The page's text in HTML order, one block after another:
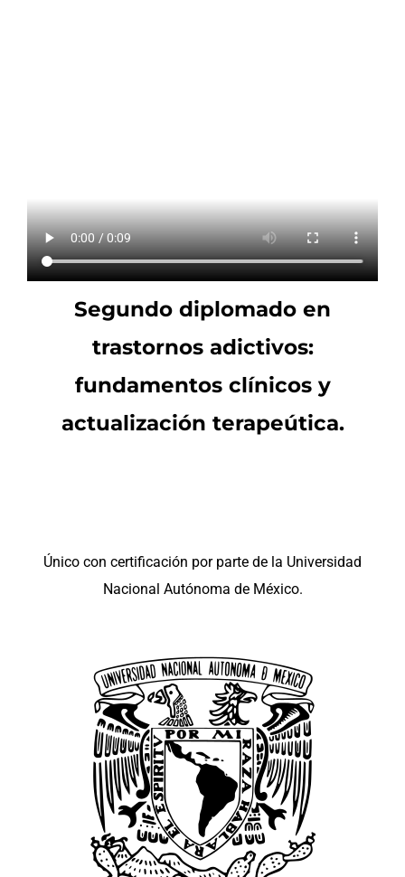
Segundo diplomado en
trastornos adictivos:
fundamentos clínicos y
actualización terapeútica.
Único con certificación por parte de la Universidad
Nacional Autónoma de México.